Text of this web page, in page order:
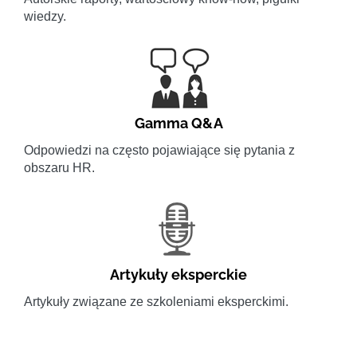
wiedzy.
Gamma Q&A
Odpowiedzi na często pojawiające się pytania z
obszaru HR.
Artykuły eksperckie
Artykuły związane ze szkoleniami eksperckimi.